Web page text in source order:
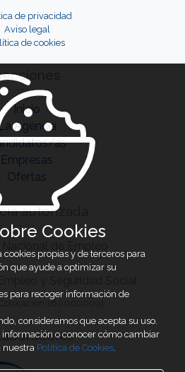
de privacidad
Aviso legal
de cookies
Inicio
La Agencia
as
Empresas
Ofertas
autorizada
1600000091
Cookies
cookies propias y de terceros para
que ayude a optimizar su
para recoger información de
consideramos que acepta su uso.
información o conocer cómo cambiar
nuestra Política de Cookies.